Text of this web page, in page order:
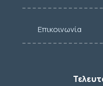
Επικοινωνία